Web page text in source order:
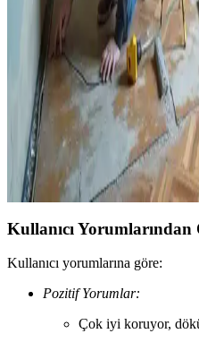
Yağ bazlı boya üzerine doğrudan
soyulma ve sağlık riskleri ortaya
hakları ve profesyonel çözüm
alınmaktadır.
Ev Tadilatında Doğru
Gerçekler Üzerine
Ev tadilatında yaygın yanlış
süresi, izin gereklilikleri,
ihtiyacı gibi konular güncel bilgiler
Kullanıcı Yorumlarından
Kullanıcı yorumlarına göre:
Pozitif Yorumlar:
Çok iyi koruyor,